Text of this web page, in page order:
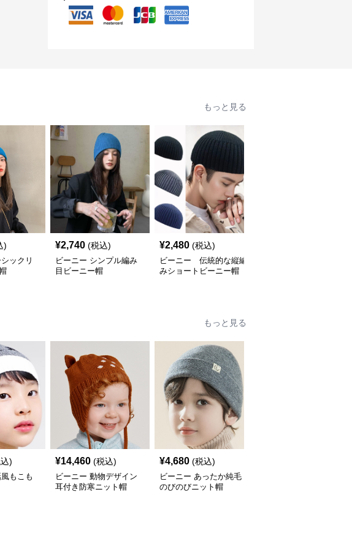
もっと見る
)
ックリ
¥2,740 (税込)
ビーニー シンプル編み
目ビーニー帽
¥2,480 (税込)
ビーニー 伝統的な縦編
みショートビーニー帽
もっと見る
)
もこも
¥14,460 (税込)
ビーニー 動物デザイン
耳付き防寒ニット帽
¥4,680 (税込)
ビーニー あったか純毛
のびのびニット帽